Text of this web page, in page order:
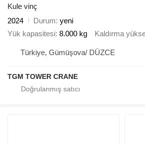
Kule vinç
2024
Durum yeni
Yük kapasitesi 8.000 kg Kaldırma
Türkiye, Gümüşova/ DÜZCE
TGM TOWER CRANE